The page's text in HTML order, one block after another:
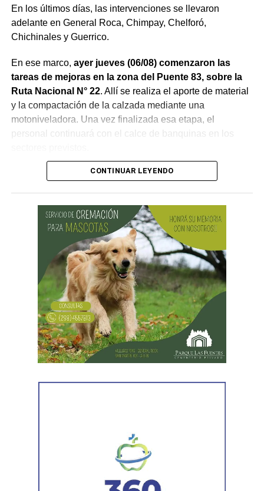
En los últimos días, las intervenciones se llevaron
adelante en General Roca, Chimpay, Chelforó,
Chichinales y Guerrico.
En ese marco, ayer jueves (06/08) comenzaron las
tareas de mejoras en la zona del Puente 83, sobre la
Ruta Nacional N° 22. Allí se realiza el aporte de material
y la compactación de la calzada mediante una
motoniveladora. Una vez finalizada esa etapa, el
personal continuará con el calce de banquinas en los
Desde Vialidad Nacional informaron que,durante las
próximas semanas, el operativo de bacheo será
reforzado con dos nuevas cuadrillas de trabajo y dos
camiones bacheadores, lo que permitirá incrementar
el ritmo de ejecución y optimizar las tareas de
mantenimiento en distintos puntos del Alto Valle.
Por otra parte, el organismo avanza con el relevamiento
sectores más deteriorados y mejorar las condiciones de
CONTINUAR LEYENDO